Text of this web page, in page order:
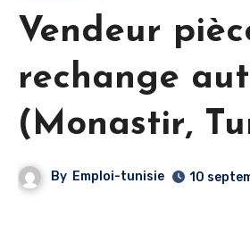
Vendeur
rechange
(Monastir,
By Emploi-tunisie 10